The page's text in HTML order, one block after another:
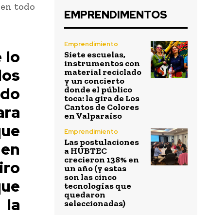
todo
lo
EMPRENDIMENTOS
Emprendimiento
Siete escuelas,
instrumentos con
material reciclado
y un concierto
donde el público
toca: la gira de Los
Cantos de Colores
en Valparaíso
Emprendimiento
Las postulaciones
a HUBTEC
crecieron 138% en
un año (y estas
son las cinco
tecnologías que
quedaron
seleccionadas)